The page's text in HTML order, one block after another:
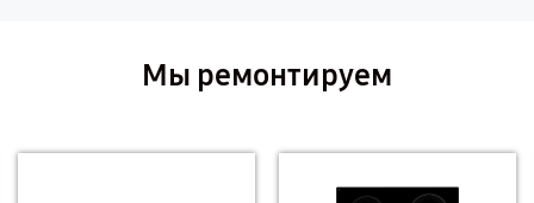
Мы ремонтируем